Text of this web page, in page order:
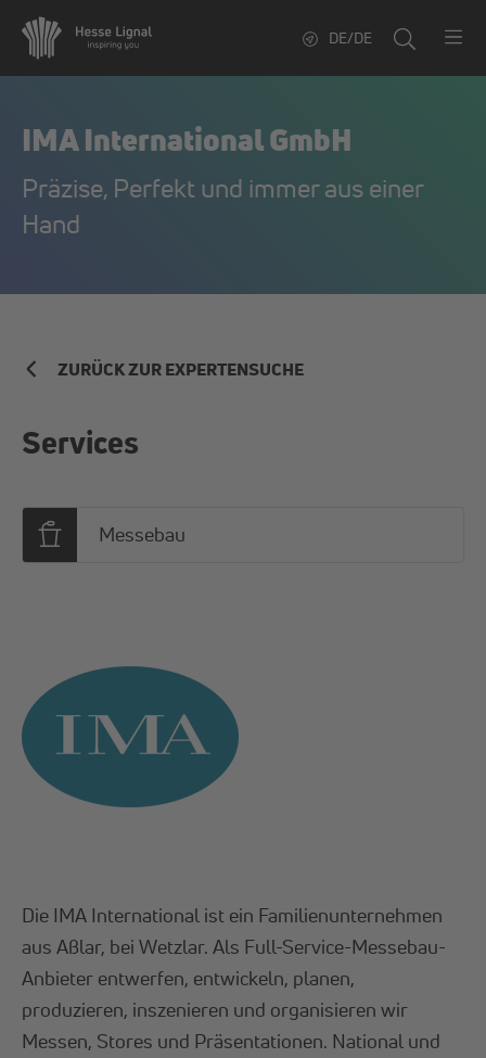
DE/DE
IMA International GmbH
Präzise, Perfekt und immer aus einer
Hand
ZURÜCK ZUR EXPERTENSUCHE
Services
Messebau
Die IMA International ist ein Familienunternehmen
aus Aßlar, bei Wetzlar. Als Full-Service-Messebau-
Anbieter entwerfen, entwickeln, planen,
produzieren, inszenieren und organisieren wir
Messen, Stores und Präsentationen. National und